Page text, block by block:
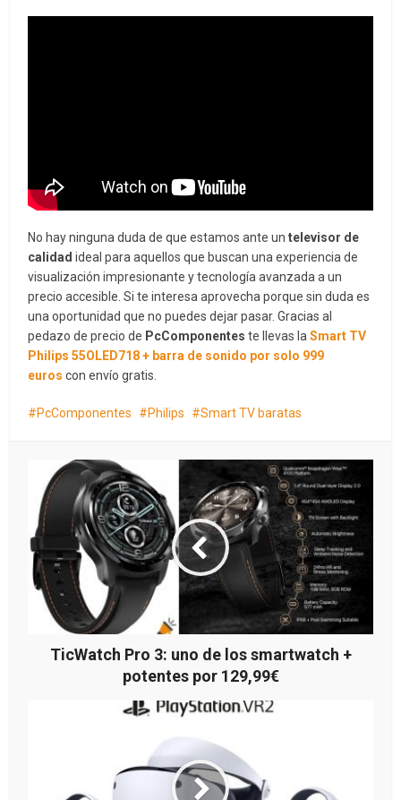
No hay ninguna duda de que estamos ante untelevisor de
calidadideal para aquellos que buscan una experiencia de
visualización impresionante y tecnología avanzada a un
precio accesible. Si te interesa aprovecha porque sin duda es
una oportunidad que no puedes dejar pasar. Gracias al
pedazo de precio de PcComponentes te llevas laSmart TV
Philips 55OLED718 + barra de sonido por solo 999
euros con envío gratis.
PcComponentes Philips Smart TV baratas
TicWatch Pro 3: uno de los smartwatch +
potentes por 129,99€